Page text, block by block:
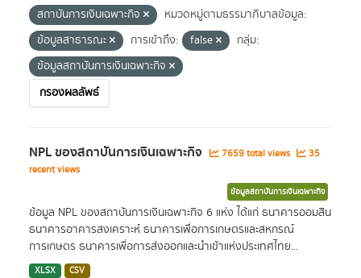
สถาบันการเงินเฉพาะกิจ
หมวดหมู่ตามธรรมาภิบาลข้อมูล:
ข้อมูลสาธารณะ
การเข้าถึง: false
กลุ่ม:
ข้อมูลสถาบันการเงินเฉพาะกิจ
กรองผลลัพธ์
NPL ของสถาบันการเงินเฉพาะกิจ 7659 total views
35
recent views
ข้อมูลสถาบันการเงินเฉพาะกิจ
ข้อมูล NPL ของสถาบันการเงินเฉพาะกิจ 6 แห่ง ได้แก่ ธนาคารออมสิน
ธนาคารอาคารสงเคราะห์ ธนาคารเพื่อการเกษตรและสหกรณ์
การเกษตร ธนาคารเพื่อการส่งออกและนำเข้าแห่งประเทศไทย...
XLSX CSV